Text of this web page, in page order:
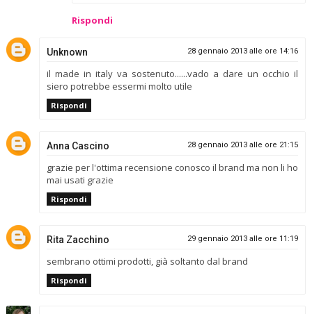
Rispondi
Unknown 28 gennaio 2013 alle ore 14:16
il made in italy va sostenuto......vado a dare un occhio il
siero potrebbe essermi molto utile
Rispondi
Anna Cascino 28 gennaio 2013 alle ore 21:15
grazie per l'ottima recensione conosco il brand ma non li ho
mai usati grazie
Rispondi
Rita Zacchino 29 gennaio 2013 alle ore 11:19
sembrano ottimi prodotti, già soltanto dal brand
Rispondi